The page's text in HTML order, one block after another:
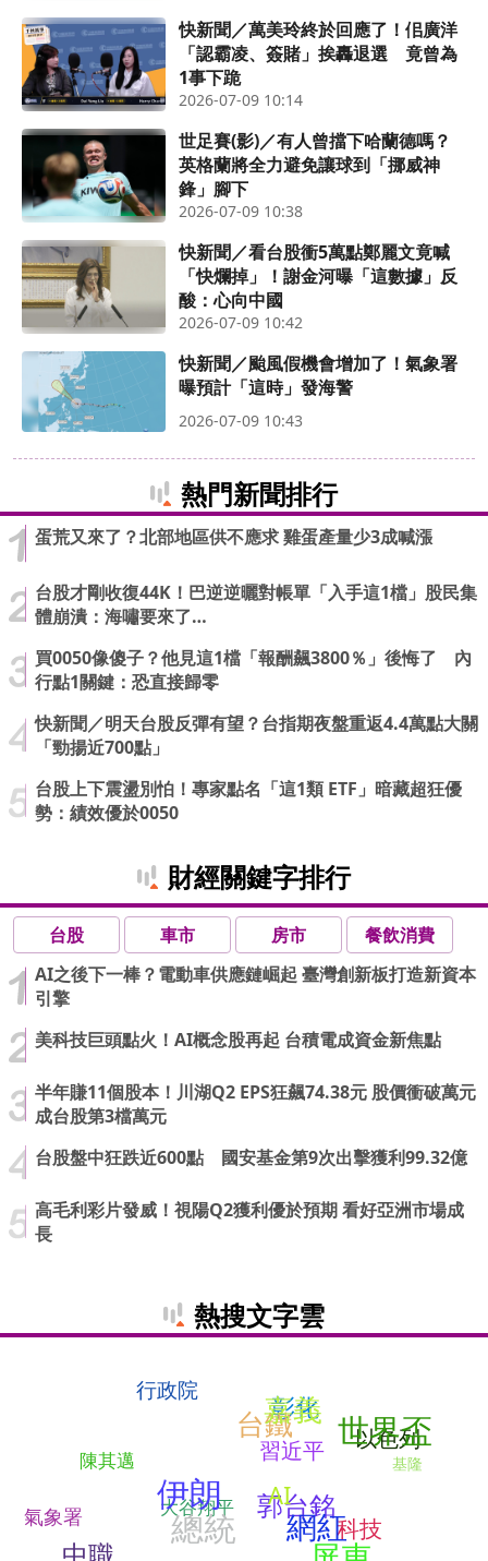
快新聞／萬美玲終於回應了！佀廣洋
「認霸凌、簽賭」挨轟退選 竟曾為
1事下跪
2026-07-09 10:14
世足賽(影)／有人曾擋下哈蘭德嗎？
英格蘭將全力避免讓球到「挪威神
鋒」腳下
2026-07-09 10:38
快新聞／看台股衝5萬點鄭麗文竟喊
「快爛掉」！謝金河曝「這數據」反
酸：心向中國
2026-07-09 10:42
快新聞／颱風假機會增加了！氣象署
曝預計「這時」發海警
2026-07-09 10:43
熱門新聞排行
蛋荒又來了？北部地區供不應求 雞蛋產量少3成喊漲
台股才剛收復44K！巴逆逆曬對帳單「入手這1檔」股民集
體崩潰：海嘯要來了…
買0050像傻子？他見這1檔「報酬飆3800％」後悔了 內
行點1關鍵：恐直接歸零
快新聞／明天台股反彈有望？台指期夜盤重返4.4萬點大關
「勁揚近700點」
台股上下震盪別怕！專家點名「這1類 ETF」暗藏超狂優
勢：績效優於0050
財經關鍵字排行
台股 車市 房市
餐飲消費
AI之後下一棒？電動車供應鏈崛起 臺灣創新板打造新資本
引擎
美科技巨頭點火！AI概念股再起 台積電成資金新焦點
半年賺11個股本！川湖Q2 EPS狂飆74.38元 股價衝破萬元
成台股第3檔萬元
台股盤中狂跌近600點 國安基金第9次出擊獲利99.32億
高毛利彩片發威！視陽Q2獲利優於預期 看好亞洲市場成
長
熱搜文字雲
彰化
氣象署
基隆
台鐵
習近平
郭台銘
嘉義
行政院
陳其邁
科技
大谷翔平
總統
伊朗
以色列
世界盃
AI
網紅